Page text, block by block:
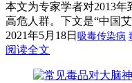
本文为专家学者对2013
高危人群。下文是“中国
2021年5月18日 吸毒传染病
阅读全文